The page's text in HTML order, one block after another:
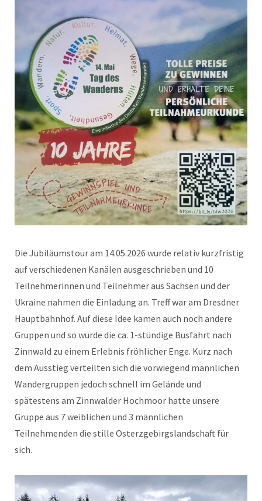
Die Jubiläumstour am 14.05.2026 wurde relativ kurzfristig
auf verschiedenen Kanälen ausgeschrieben und 10
Teilnehmerinnen und Teilnehmer aus Sachsen und der
Ukraine nahmen die Einladung an. Treff war am Dresdner
Hauptbahnhof. Auf diese Idee kamen auch noch andere
Gruppen und so wurde die ca. 1-stündige Busfahrt nach
Zinnwald zu einem Erlebnis fröhlicher Enge. Kurz nach
dem Ausstieg verteilten sich die vorwiegend männlichen
Wandergruppen jedoch schnell im Gelände und
spätestens am Zinnwalder Hochmoor hatte unsere
Gruppe aus 7 weiblichen und 3 männlichen
Teilnehmenden die stille Osterzgebirgslandschaft für
sich.